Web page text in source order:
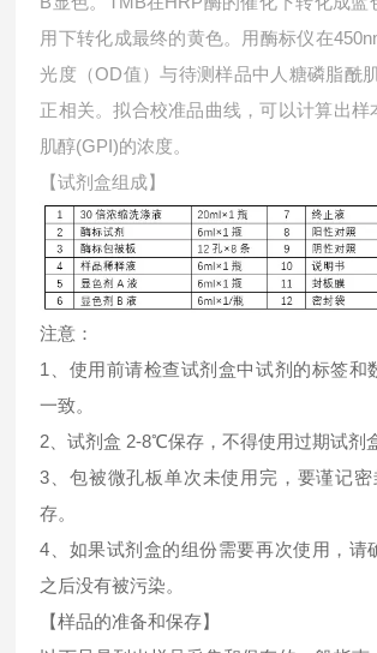
用下转化成最终的黄色。用酶标仪在
光度（OD值）与待测样品中 人糖磷脂酰
正相关。拟合校准品曲线，可以计算出样
肌醇(GPI)的浓度。
【试剂盒组成】
注意：
1、使用前请检查试剂盒中试剂的标签和
一致。
2、试剂盒 2-8℃保存，不得使用过期试剂
3、包被微孔板单次未使用完，要谨记
存。
4、如果试剂盒的组份需要再次使用，请
之后没有被污染。
【样品的准备和保存】